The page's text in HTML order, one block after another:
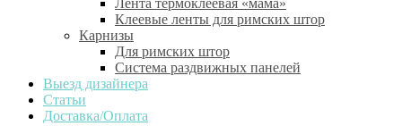
Лента термоклеевая «мама»
Клеевые ленты для римских штор
Карнизы
Для римских штор
Система раздвижных панелей
Выезд дизайнера
Статьи
Доставка/Оплата